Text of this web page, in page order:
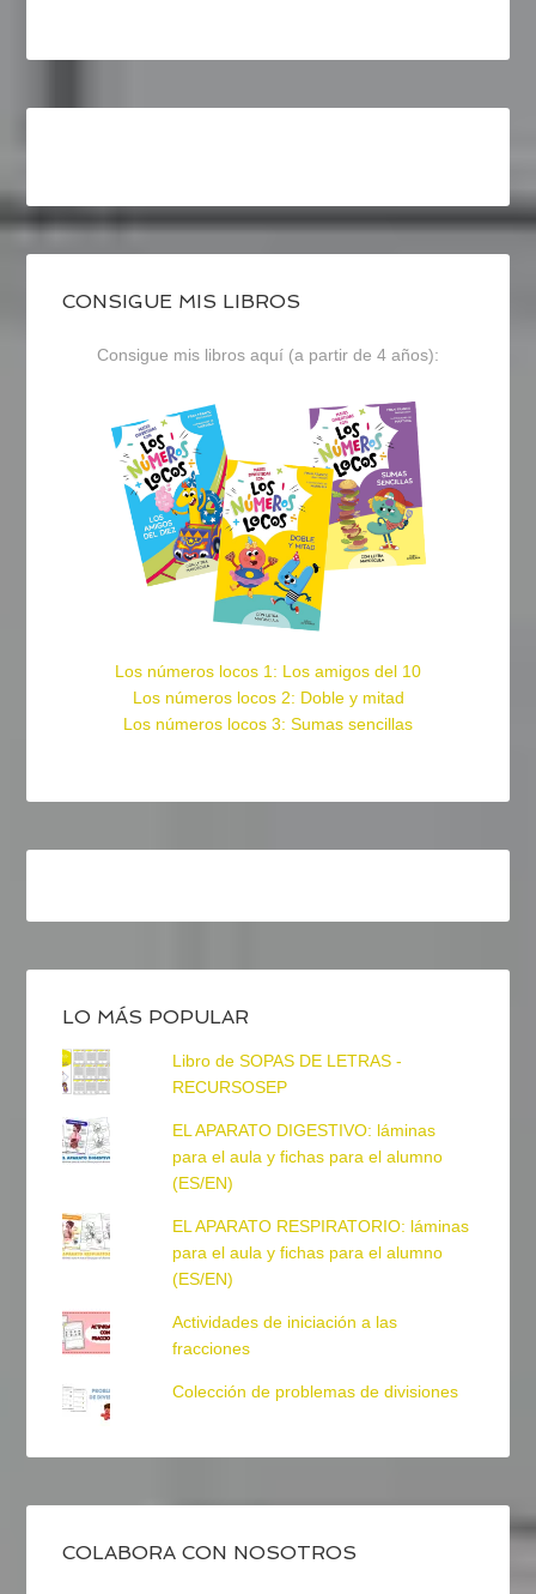
CONSIGUE MIS LIBROS
Consigue mis libros aquí (a partir de 4 años):
Los números locos 1: Los amigos del 10
Los números locos 2: Doble y mitad
Los números locos 3: Sumas sencillas
LO MÁS POPULAR
Libro de SOPAS DE LETRAS -
RECURSOSEP
EL APARATO DIGESTIVO: láminas
para el aula y fichas para el alumno
(ES/EN)
EL APARATO RESPIRATORIO: láminas
para el aula y fichas para el alumno
(ES/EN)
Actividades de iniciación a las
fracciones
Colección de problemas de divisiones
COLABORA CON NOSOTROS